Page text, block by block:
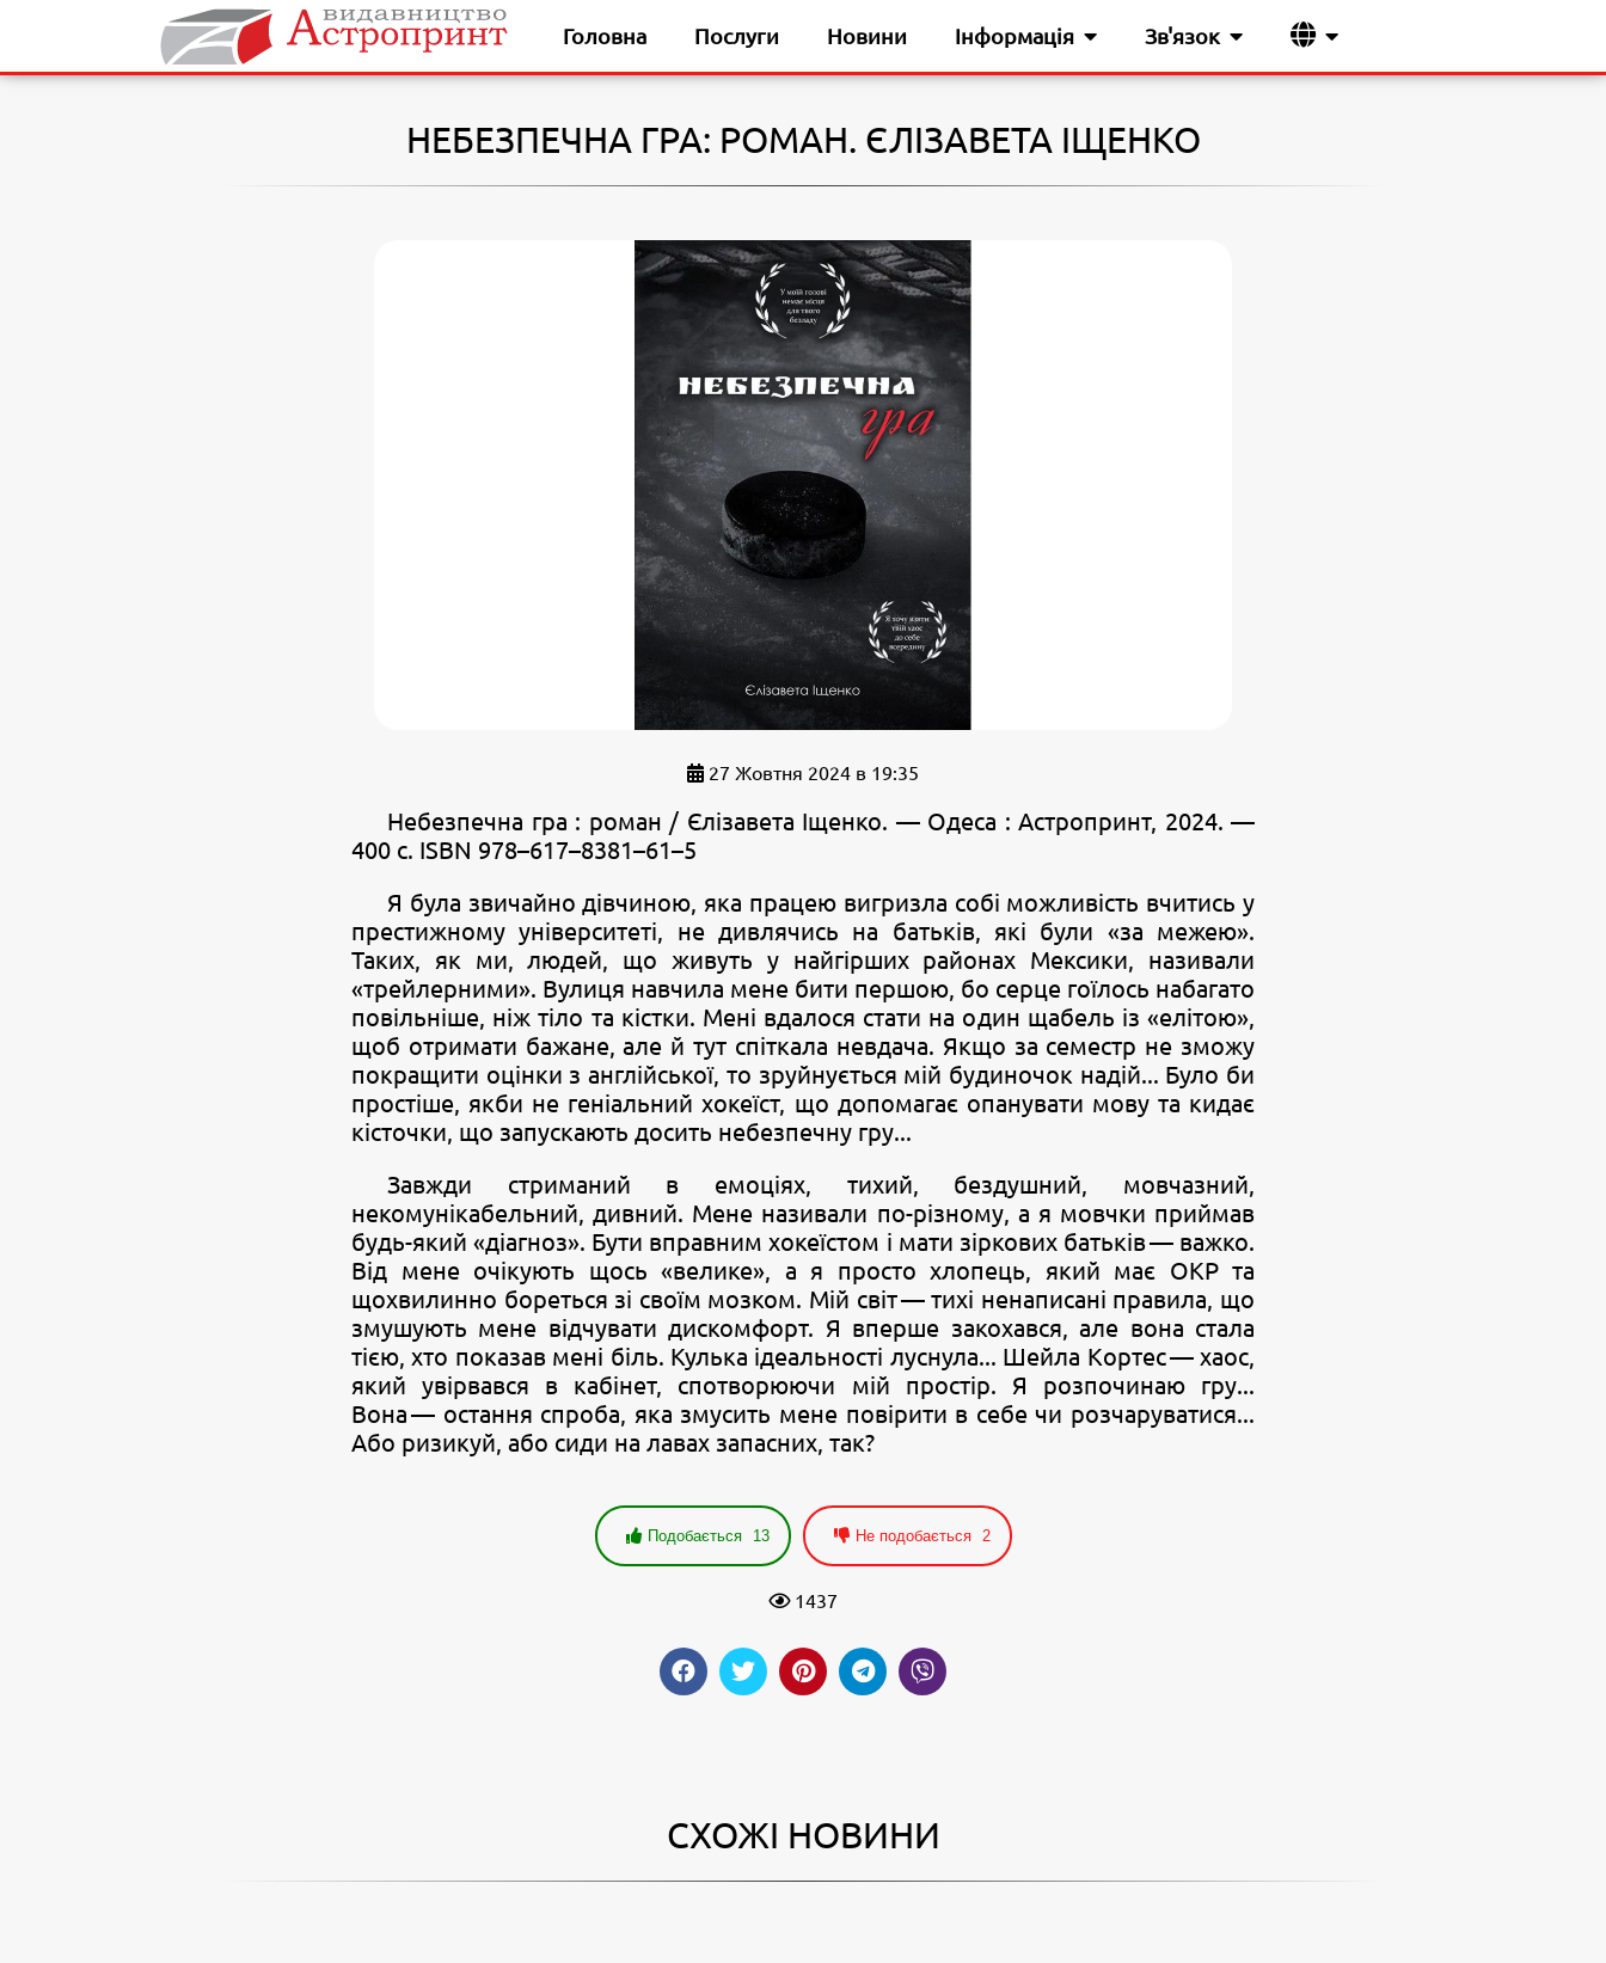
Головна Послуги Новини Інформація Зв'язок
НЕБЕЗПЕЧНА ГРА: РОМАН. ЄЛІЗАВЕТА ІЩЕНКО
27 Жовтня 2024 в 19:35
Небезпечна гра : роман / Єлізавета Іщенко. — Одеса : Астропринт, 2024. —
400 с. ISBN 978–617–8381–61–5
Я була звичайно дівчиною, яка працею вигризла собі можливість вчитись у
престижному університеті, не дивлячись на батьків, які були «за межею».
Таких, як ми, людей, що живуть у найгірших районах Мексики, називали
«трейлерними». Вулиця навчила мене бити першою, бо серце гоїлось набагато
повільніше, ніж тіло та кістки. Мені вдалося стати на один щабель із «елітою»,
щоб отримати бажане, але й тут спіткала невдача. Якщо за семестр не зможу
покращити оцінки з англійської, то зруйнується мій будиночок надій... Було би
простіше, якби не геніальний хокеїст, що допомагає опанувати мову та кидає
кісточки, що запускають досить небезпечну гру...
Завжди стриманий в емоціях, тихий, бездушний, мовчазний,
некомунікабельний, дивний. Мене називали по-різному, а я мовчки приймав
будь-який «діагноз». Бути вправним хокеїстом і мати зіркових батьків — важко.
Від мене очікують щось «велике», а я просто хлопець, який має ОКР та
щохвилинно бореться зі своїм мозком. Мій світ — тихі ненаписані правила, що
змушують мене відчувати дискомфорт. Я вперше закохався, але вона стала
тією, хто показав мені біль. Кулька ідеальності луснула... Шейла Кортес — хаос,
який увірвався в кабінет, спотворюючи мій простір. Я розпочинаю гру...
Вона — остання спроба, яка змусить мене повірити в себе чи розчаруватися...
Або ризикуй, або сиди на лавах запасних, так?
Подобається 13 Не подобається 2
1437
СХОЖІ НОВИНИ